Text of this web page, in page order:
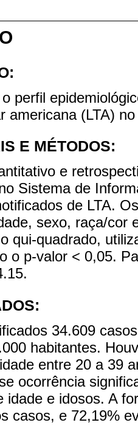
perfil
americana (LTA)
E MÉTODOS:
e
Sistema de
de LTA.
sexo, raça/cor
qui-quadrado,
o p-valor < 0,05.
34.609
habitantes.
entre 20 a 39
ocorrência
idade e idosos. A
casos, e 72,19%